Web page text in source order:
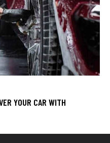
YOUR CAR WITH